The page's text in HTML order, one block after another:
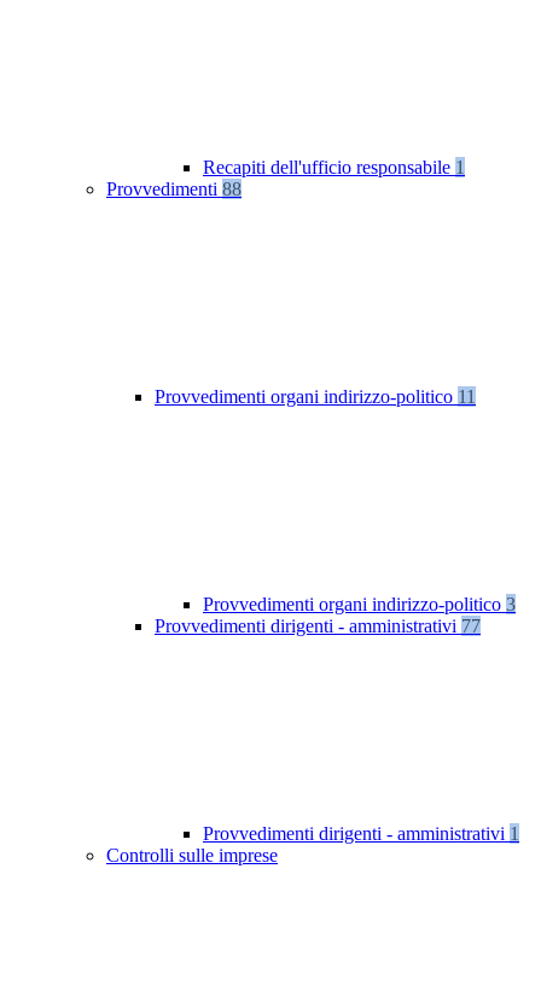
Recapiti dell'ufficio responsabile 1
Provvedimenti 88
Provvedimenti organi indirizzo-politico 11
Provvedimenti organi indirizzo-politico 3
Provvedimenti dirigenti - amministrativi 77
Provvedimenti dirigenti - amministrativi 1
Controlli sulle imprese